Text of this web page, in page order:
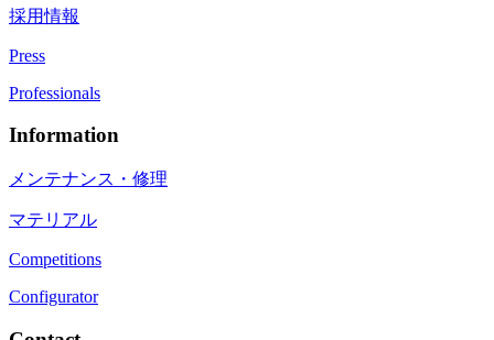
採用情報
Press
Professionals
Information
メンテナンス・修理
マテリアル
Competitions
Configurator